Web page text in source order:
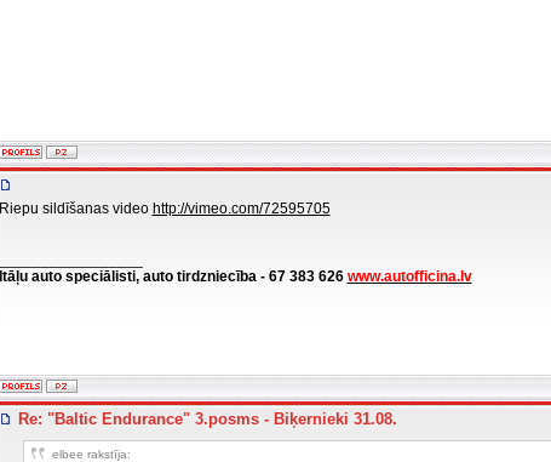
Riepu sildīšanas video http://vimeo.com/72595705
Itāļu auto speciālisti, auto tirdzniecība - 67 383 626 www.autofficina.lv
Re: "Baltic Endurance" 3.posms - Biķernieki 31.08.
elbee rakstīja: